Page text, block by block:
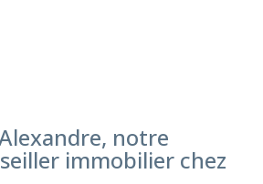
notre
immobilier chez